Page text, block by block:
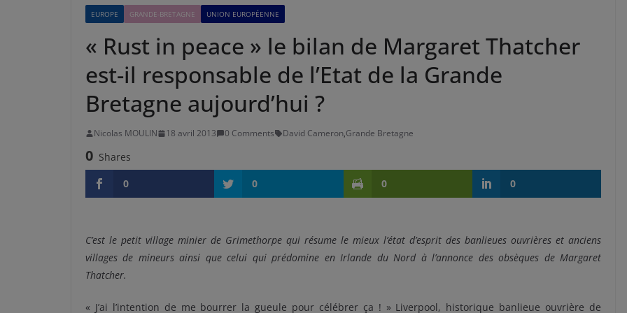
EUROPE GRANDE-BRETAGNE UNION EUROPÉENNE
« Rust in peace » le bilan de Margaret Thatcher
est-il responsable de l’Etat de la Grande
Bretagne aujourd’hui ?
Nicolas MOULIN 18 avril 2013 0 Comments David Cameron,Grande Bretagne
0 Shares
0
0 0 0
C’est le petit village minier de Grimethorpe qui résume le mieux l’état d’esprit des banlieues ouvrières et anciens
villages de mineurs ainsi que celui qui prédomine en Irlande du Nord à l’annonce des obsèques de Margaret
Thatcher.
« J’ai l’intention de me bourrer la gueule pour célébrer ça ! » Liverpool, historique banlieue ouvrière de